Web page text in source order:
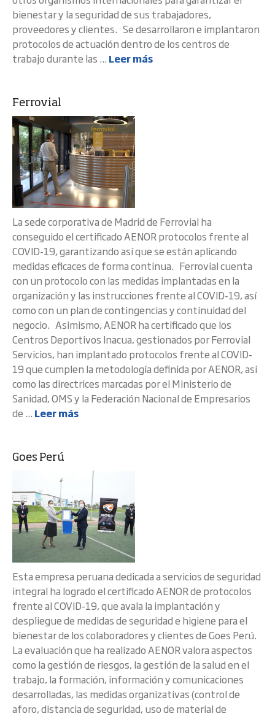
bienestar y la seguridad de sus trabajadores,
proveedores y clientes. Se desarrollaron e implantaron
protocolos de actuación dentro de los centros de
trabajo durante las ... Leer más
Ferrovial
La sede corporativa de Madrid de Ferrovial ha
conseguido el certificado AENOR protocolos frente al
COVID-19, garantizando así que se están aplicando
medidas eficaces de forma continua. Ferrovial cuenta
con un protocolo con las medidas implantadas en la
organización y las instrucciones frente al COVID-19, así
como con un plan de contingencias y continuidad del
negocio. Asimismo, AENOR ha certificado que los
Centros Deportivos Inacua, gestionados por Ferrovial
Servicios, han implantado protocolos frente al COVID-
19 que cumplen la metodología definida por AENOR, así
como las directrices marcadas por el Ministerio de
Sanidad, OMS y la Federación Nacional de Empresarios
de ... Leer más
Goes Perú
Esta empresa peruana dedicada a servicios de seguridad
integral ha logrado el certificado AENOR de protocolos
frente al COVID-19, que avala la implantación y
despliegue de medidas de seguridad e higiene para el
bienestar de los colaboradores y clientes de Goes Perú.
La evaluación que ha realizado AENOR valora aspectos
como la gestión de riesgos, la gestión de la salud en el
trabajo, la formación, información y comunicaciones
desarrolladas, las medidas organizativas (control de
aforo, distancia de seguridad, uso de material de